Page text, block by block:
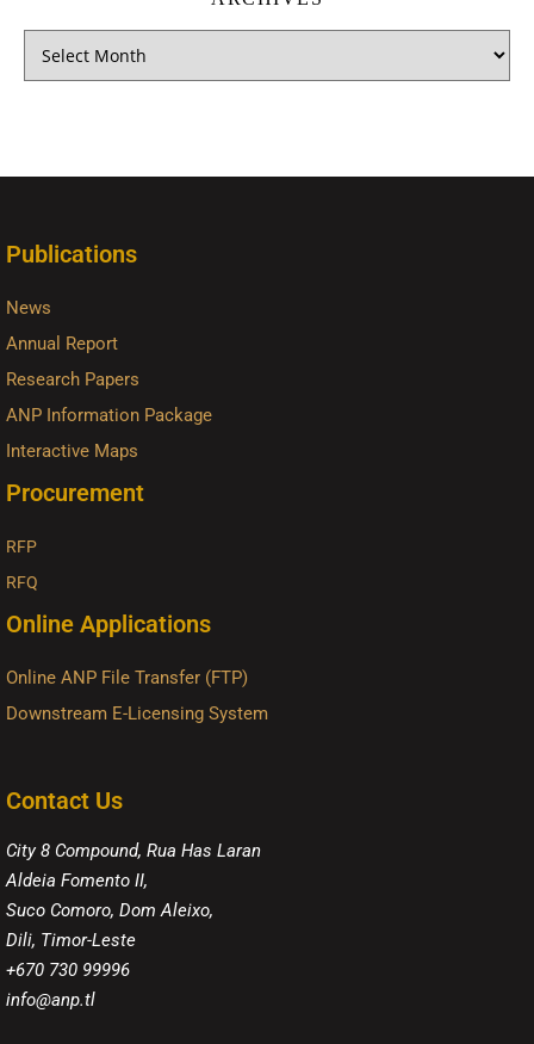
Publications
News
Annual Report
Research Papers
ANP Information Package
Interactive Maps
Procurement
RFP
RFQ
Online Applications
Online ANP File Transfer (FTP)
Downstream E-Licensing System
Contact Us
City 8 Compound, Rua Has Laran
Aldeia Fomento II,
Suco Comoro, Dom Aleixo,
Dili, Timor-Leste
+670 730 99996
info@anp.tl